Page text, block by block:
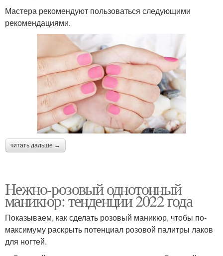
Мастера рекомендуют пользоваться следующими
рекомендациями.
читать дальше →
Нежно-розовый однотонный
маникюр: тенденции 2022 года
Показываем, как сделать розовый маникюр, чтобы по-
максимуму раскрыть потенциал розовой палитры лаков
для ногтей.